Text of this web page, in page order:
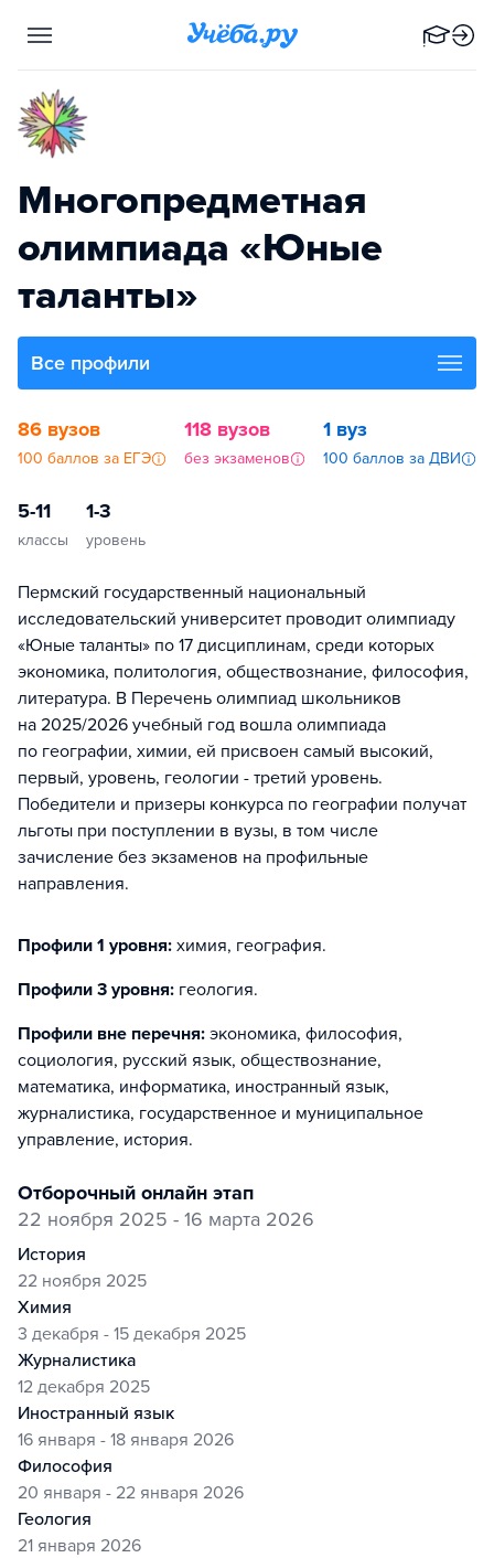
Многопредметная
олимпиада «Юные
таланты»
Все профили
86 вузов
100 баллов за ЕГЭ
118 вузов
без экзаменов
1 вуз
100 баллов за ДВИ
5-11
классы
1-3
уровень
Пермский государственный национальный
исследовательский университет проводит олимпиаду
«Юные таланты» по 17 дисциплинам, среди которых
экономика, политология, обществознание, философия,
литература. В Перечень олимпиад школьников
на 2025/2026 учебный год вошла олимпиада
по географии, химии, ей присвоен самый высокий,
первый, уровень, геологии - третий уровень.
Победители и призеры конкурса по географии получат
льготы при поступлении в вузы, в том числе
зачисление без экзаменов на профильные
направления.
Профили 1 уровня: химия, география.
Профили 3 уровня: геология.
Профили вне перечня: экономика, философия,
социология, русский язык, обществознание,
математика, информатика, иностранный язык,
журналистика, государственное и муниципальное
управление, история.
отборочный онлайн этап
22 ноября 2025 - 16 марта 2026
история
22 ноября 2025
химия
3 декабря - 15 декабря 2025
журналистика
12 декабря 2025
иностранный язык
16 января - 18 января 2026
философия
20 января - 22 января 2026
геология
21 января 2026